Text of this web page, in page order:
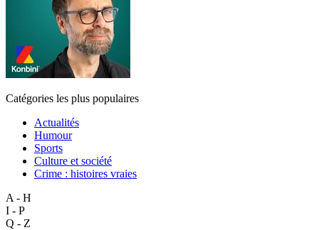
Catégories les plus populaires
Actualités
Humour
Sports
Culture et société
Crime : histoires vraies
A - H
I - P
Q - Z